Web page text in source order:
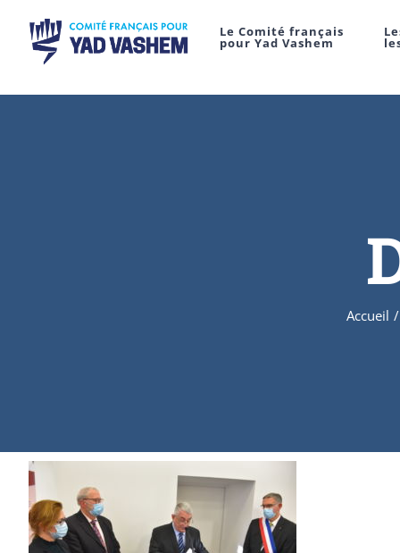
Le Comité français
pour Yad Vashem
Accueil /